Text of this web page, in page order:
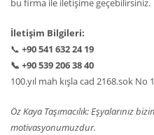
bu firma ile iletişime geçebilirsiniz.
İletişim Bilgileri:
📞 +90 541 632 24 19
📞 +90 539 206 38 40
100.yıl mah kışla cad 2168.sok No
Öz Kaya Taşımacılık: Eşyalarınız
motivasyonumuzdur.